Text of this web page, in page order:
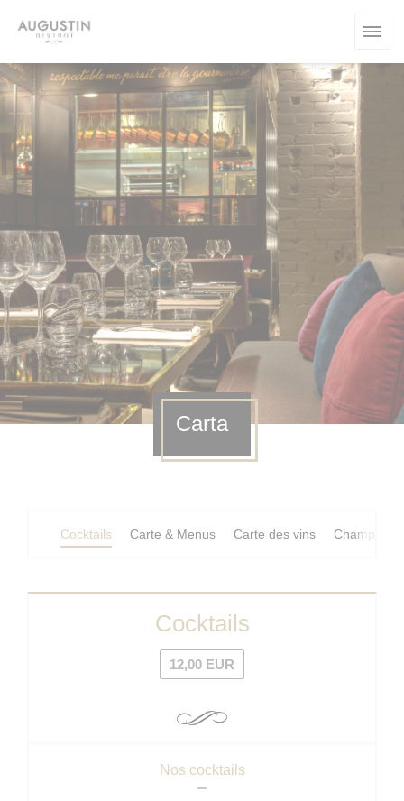
Carta
Cocktails Carte & Menus Carte des vins
Cocktails
12,00 EUR
Nos cocktails